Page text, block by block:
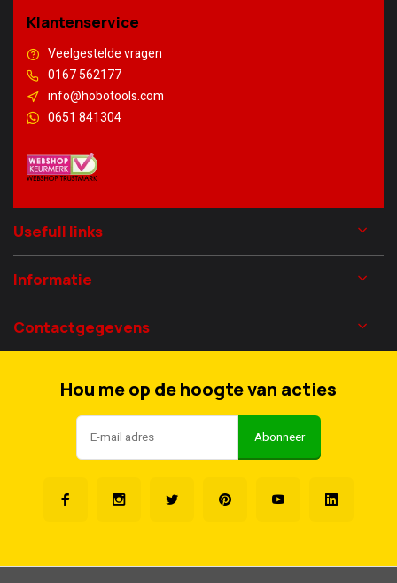
Klantenservice
Veelgestelde vragen
0167 562177
info@hobotools.com
0651 841304
Usefull links
Informatie
Contactgegevens
Hou me op de hoogte van acties
Abonneer